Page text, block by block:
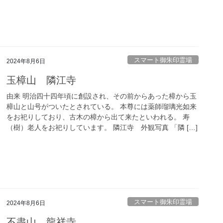
2024年8月6日 スマート御朱印霊場
玉樟山 隣江寺
由来 明治四十四年頃に創設され、その前からあった樟から玉
樟山と山号がついたとされている。 本尊には薬師瑠璃光如来
をお祀りしており、古木の樟から出て来たといわれる。 寿
（樹）老人をお祀りしています。 隣江寺 外観写真 「隣 […]
2024年8月6日 スマート御朱印霊場